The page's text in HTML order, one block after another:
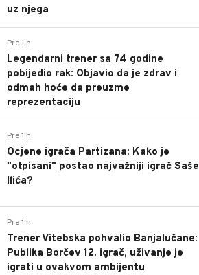
uz njega
Pre 1 h
Legendarni trener sa 74 godine
pobijedio rak: Objavio da je zdrav i
odmah hoće da preuzme
reprezentaciju
Pre 1 h
Ocjene igrača Partizana: Kako je
"otpisani" postao najvažniji igrač Saše
Ilića?
Pre 1 h
Trener Vitebska pohvalio Banjalučane:
Publika Borčev 12. igrač, uživanje je
igrati u ovakvom ambijentu